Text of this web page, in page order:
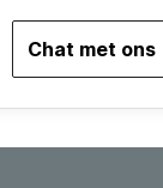
Chat met ons